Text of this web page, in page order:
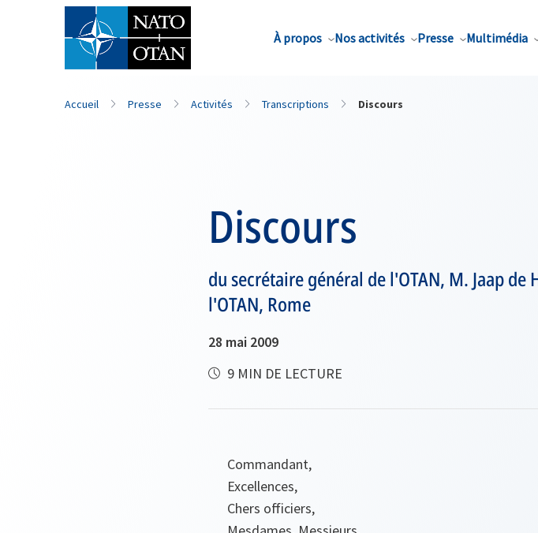
À propos Nos activités Presse Multimédia
Nom de famille*
Accueil Presse Activités Transcriptions Discours
Discours
du secrétaire général de l'OTAN, M. Jaap de
l'OTAN, Rome
28 mai 2009
9 MIN DE LECTURE
Commandant,
Excellences,
Chers officiers,